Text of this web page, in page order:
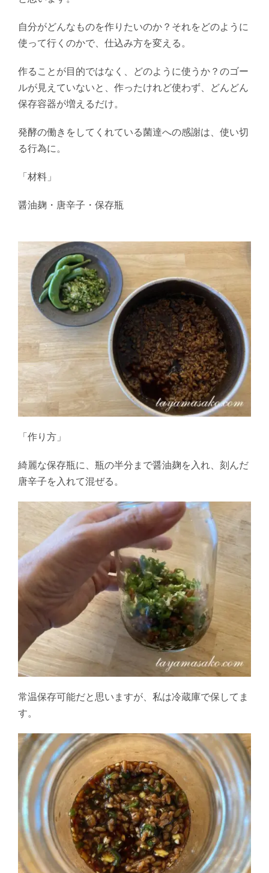
自分がどんなものを作りたいのか？それをどのように
使って行くのかで、仕込み方を変える。
作ることが目的ではなく、どのように使うか？のゴー
ルが見えていないと、作ったけれど使わず、どんどん
保存容器が増えるだけ。
発酵の働きをしてくれている菌達への感謝は、使い切
る行為に。
「材料」
醤油麹 ・唐辛子・ 保存瓶
「作り方」
綺麗な保存瓶に、瓶の半分まで醤油麹を入れ、刻んだ
唐辛子を入れて混ぜる。
常温保存可能だと思いますが、私は冷蔵庫で保してま
す。